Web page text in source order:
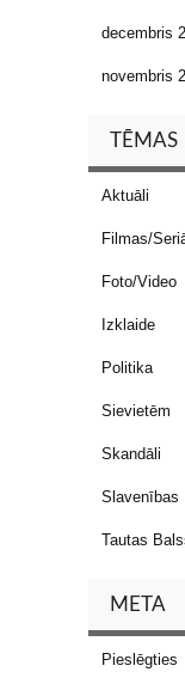
decembris
novembris
TĒMAS
Aktuāli
Filmas/
Foto/Video
Izklaide
Politika
Sievietēm
Skandāli
Slavenības
Tautas
META
Pieslēgties